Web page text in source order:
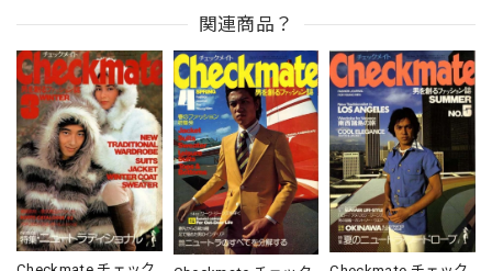
関連商品？